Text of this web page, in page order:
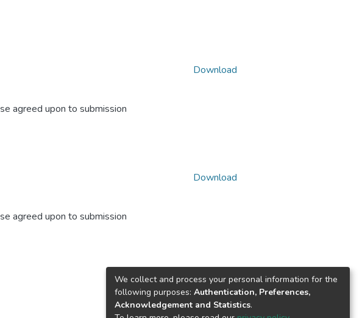
agreed upon to submission
Download
agreed upon to submission
Download
We collect and process your personal information for the
following purposes: Authentication, Preferences,
Acknowledgement and Statistics.